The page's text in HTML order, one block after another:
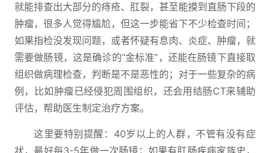
就能排查出大部分的痔疮、肛裂，甚至能摸到直肠下段的
肿瘤，很多人觉得尴尬，但这一步能省下不少检查时间；
如果指检没发现问题，或者怀疑有息肉、炎症、肿瘤，就
需要做肠镜，这是确诊的“金标准”，还能在肠镜下直接取
组织做病理检查，判断是不是恶性的；对于一些复杂的病
例，比如肿瘤已经侵犯周围组织，还会用结肠CT来辅助
评估，帮助医生制定治疗方案。
这里要特别提醒：40岁以上的人群，不管有没有症
状，最好每3-5年做一次肠镜；如果有肛肠疾病家族史，